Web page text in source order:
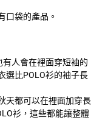
口袋的產品。
人會在裡面穿短袖的
選比POLO衫的袖子長
天都可以在裡面加穿長
衫，這些都能讓整體